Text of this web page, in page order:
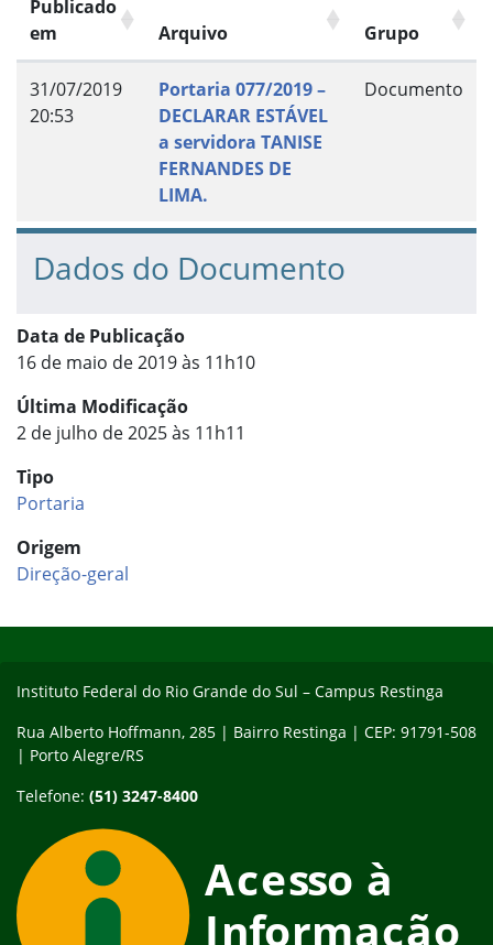
Publicado
em
Arquivo Grupo
31/07/2019
20:53
Portaria 077/2019 –
DECLARAR ESTÁVEL
a servidora TANISE
FERNANDES DE
LIMA.
Documento
Dados do Documento
Data de Publicação
16 de maio de 2019 às 11h10
Última Modificação
2 de julho de 2025 às 11h11
Tipo
Portaria
Origem
Direção-geral
Instituto Federal do Rio Grande do Sul – Campus Restinga
Rua Alberto Hoffmann, 285 | Bairro Restinga | CEP: 91791-508
| Porto Alegre/RS
Telefone: (51) 3247-8400